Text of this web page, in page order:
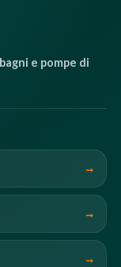
e pompe di